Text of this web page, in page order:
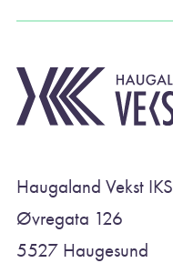
Haugaland Vekst IKS
Øvregata 126
5527 Haugesund